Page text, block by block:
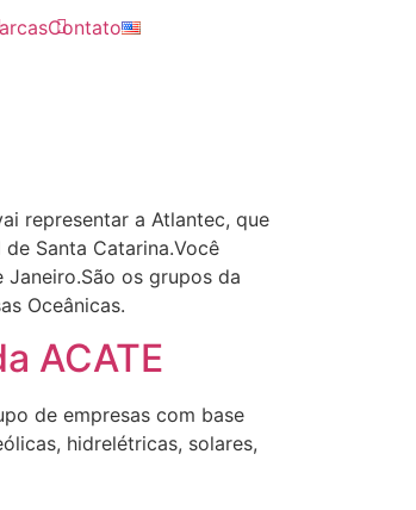
Contato
representar a Atlantec, que
Santa Catarina.Você
Janeiro.São os grupos da
Oceânicas.
ACATE
de empresas com base
hidrelétricas, solares,